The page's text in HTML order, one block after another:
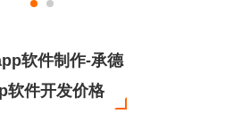
软件制作-承德
软件开发价格